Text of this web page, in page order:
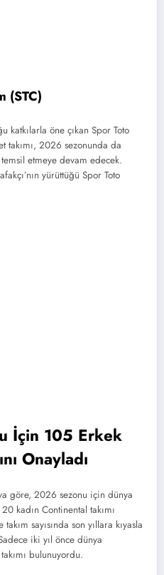
(STC)
katkılarla öne çıkan Spor Toto
takımı, 2026 sezonunda da
etmeye devam edecek.
yürüttüğü Spor Toto
İçin 105 Erkek
Onayladı
göre, 2026 sezonu için dünya
kadın Continental takımı
sayısında son yıllara kıyasla
iki yıl önce dünya
bulunuyordu.